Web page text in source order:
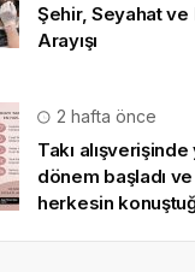
Şehir, Seyahat ve
Arayışı
2 hafta önce
Takı alışverişinde
dönem başladı ve
herkesin